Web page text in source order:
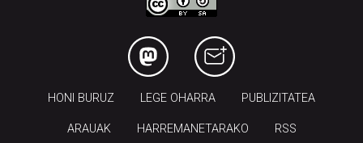
HONI BURUZ LEGE OHARRA PUBLIZITATEA
ARAUAK HARREMANETARAKO RSS